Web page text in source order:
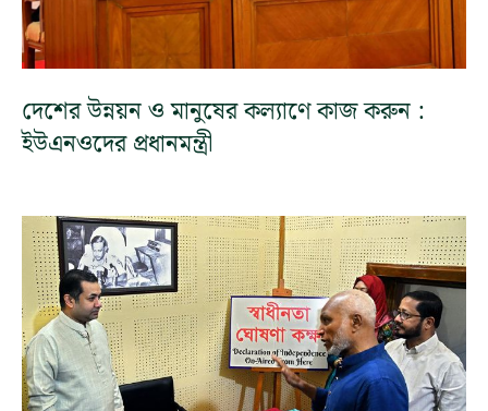
দেশের উন্নয়ন ও মানুষের কল্যাণে কাজ করুন :
ইউএনওদের প্রধানমন্ত্রী